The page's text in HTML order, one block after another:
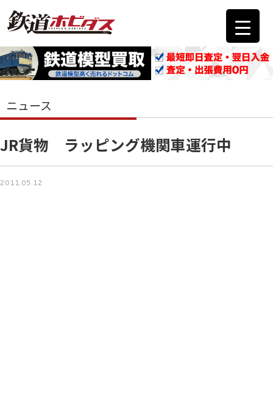
ニュース
JR貨物 ラッピング機関車運行中
2011.05.12